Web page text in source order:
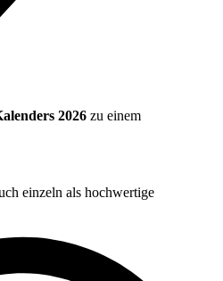
2026 zu einem
einzeln als hochwertige